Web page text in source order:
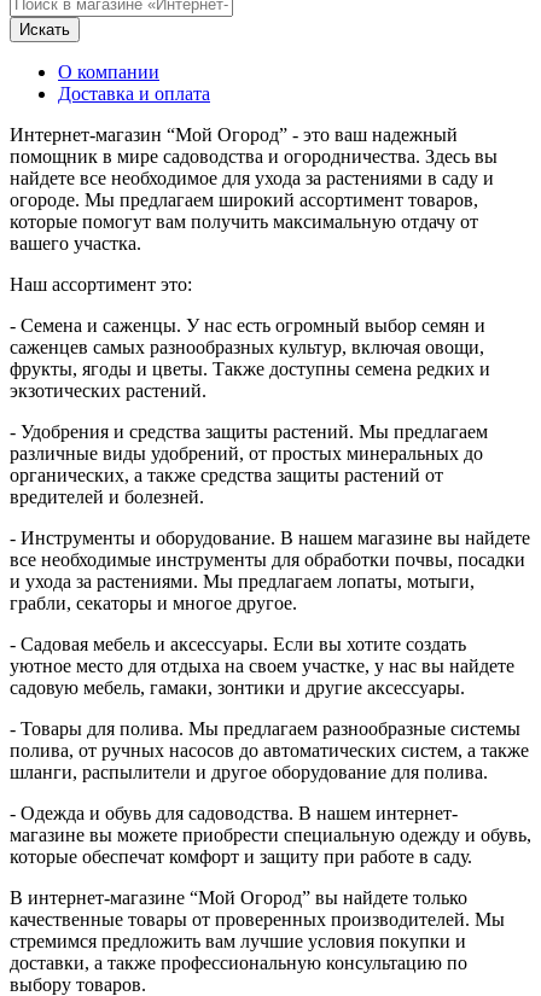
Искать
О компании
Доставка и оплата
Интернет-магазин “Мой Огород” - это ваш надежный
помощник в мире садоводства и огородничества. Здесь вы
найдете все необходимое для ухода за растениями в саду и
огороде. Мы предлагаем широкий ассортимент товаров,
которые помогут вам получить максимальную отдачу от
вашего участка.
Наш ассортимент это:
- Семена и саженцы. У нас есть огромный выбор семян и
саженцев самых разнообразных культур, включая овощи,
фрукты, ягоды и цветы. Также доступны семена редких и
экзотических растений.
- Удобрения и средства защиты растений. Мы предлагаем
различные виды удобрений, от простых минеральных до
органических, а также средства защиты растений от
вредителей и болезней.
- Инструменты и оборудование. В нашем магазине вы найдете
все необходимые инструменты для обработки почвы, посадки
и ухода за растениями. Мы предлагаем лопаты, мотыги,
грабли, секаторы и многое другое.
- Садовая мебель и аксессуары. Если вы хотите создать
уютное место для отдыха на своем участке, у нас вы найдете
садовую мебель, гамаки, зонтики и другие аксессуары.
- Товары для полива. Мы предлагаем разнообразные системы
полива, от ручных насосов до автоматических систем, а также
шланги, распылители и другое оборудование для полива.
- Одежда и обувь для садоводства. В нашем интернет-
магазине вы можете приобрести специальную одежду и обувь,
которые обеспечат комфорт и защиту при работе в саду.
В интернет-магазине “Мой Огород” вы найдете только
качественные товары от проверенных производителей. Мы
стремимся предложить вам лучшие условия покупки и
доставки, а также профессиональную консультацию по
выбору товаров.